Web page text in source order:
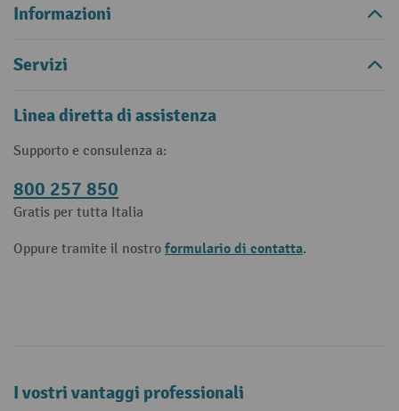
Informazioni
Servizi
Linea diretta di assistenza
Supporto e consulenza a:
800 257 850
Gratis per tutta Italia
Oppure tramite il nostro formulario di contatta.
I vostri vantaggi professionali